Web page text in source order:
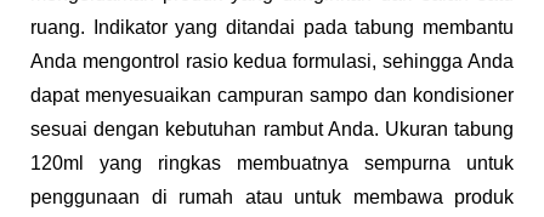
ruang. Indikator yang ditandai pada tabung membantu
Anda mengontrol rasio kedua formulasi, sehingga Anda
dapat menyesuaikan campuran sampo dan kondisioner
sesuai dengan kebutuhan rambut Anda. Ukuran tabung
120ml yang ringkas membuatnya sempurna untuk
penggunaan di rumah atau untuk membawa produk